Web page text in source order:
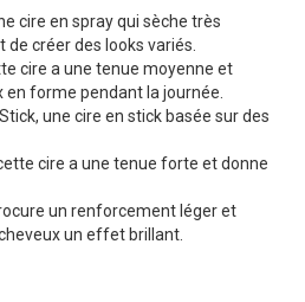
cire en spray qui sèche très
créer des looks variés.
cire a une tenue moyenne et
forme pendant la journée.
une cire en stick basée sur des
cire a une tenue forte et donne
un renforcement léger et
un effet brillant.